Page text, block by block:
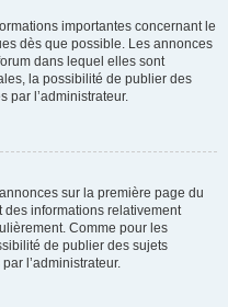
importantes concernant le
dès que possible. Les annonces
dans lequel elles sont
la possibilité de publier des
par l’administrateur.
sur la première page du
informations relativement
Comme pour les
de publier des sujets
l’administrateur.